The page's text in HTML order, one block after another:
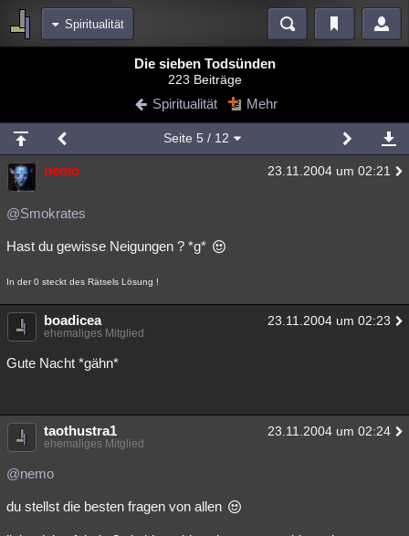
Spiritualität
Blogs Videos
Chat Wiki Neuigkeiten
meine Rubriken
Menschen Mystery Kriminalfälle
Spiritualität
Natur Umfragen Unterhaltung
Philosophie Träume Orte Esoterik Literatur
Astronomie Helpdesk
Clash
Besucht Teilgenommen Geschlossen
Die sieben Todsünden
223 Beiträge
Spiritualität Mehr
Seite 5 / 12
nemo 23.11.2004 um 02:21
@Smokrates
Hast du gewisse Neigungen ? *g*
In der 0 steckt des Rätsels Lösung !
boadicea 23.11.2004 um 02:23
ehemaliges Mitglied
Gute Nacht *gähn*
taothustra1 23.11.2004 um 02:24
ehemaliges Mitglied
@nemo
du stellst die besten fragen von allen